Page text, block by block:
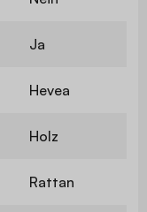
Ja
Hevea
Holz
Rattan